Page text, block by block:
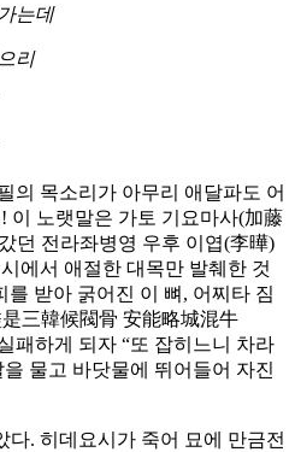
는데
리
의 목소리가 아무리 애달파도 어
이 노랫말은 가토 기요마사(加藤
던 전라좌병영 우후 이엽(李曄)
에서 애절한 대목만 발췌한 것
를 받아 굵어진 이 뼈, 어찌타 짐
三韓候閥骨 安能略城混牛
패하게 되자 “또 잡히느니 차라
물고 바닷물에 뛰어들어 자진
다. 히데요시가 죽어 묘에 만금전